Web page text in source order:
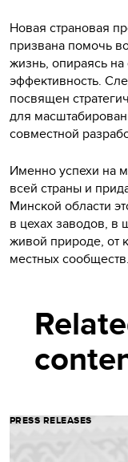
Новая страновая
призвана помочь
жизнь, опираясь
эффективность.
посвящен
для
совместной
Именно успехи на
всей страны и
Минской области
в цехах заводов, в
живой природе, от
местных сообществ.
PRESS RELEASES